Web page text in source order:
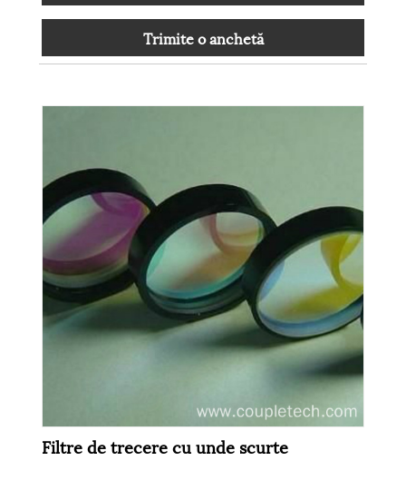
Trimite o anchetă
Filtre de trecere cu unde scurte